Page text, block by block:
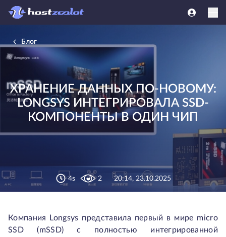
Блог
ХРАНЕНИЕ ДАННЫХ ПО-НОВОМУ:
LONGSYS ИНТЕГРИРОВАЛА SSD-
КОМПОНЕНТЫ В ОДИН ЧИП
4s 2 20:14, 23.10.2025
Компания Longsys представила первый в мире micro
SSD (mSSD) с полностью интегрированной